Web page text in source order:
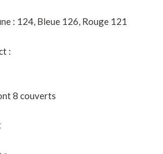
: 124, Bleue 126, Rouge 121
:
8 couverts